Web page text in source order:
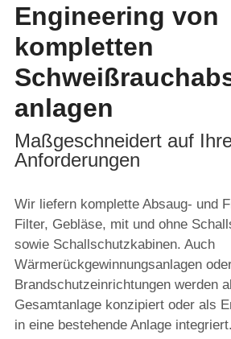
Engineering von
kompletten
anlagen
Maßgeschneidert auf
Anforderungen
Wir liefern komplette Absaug- und
Filter, Gebläse, mit und ohne
sowie Schallschutzkabinen. Auch
Wärmerückgewinnungsanlagen
Brandschutzeinrichtungen werden
Gesamtanlage konzipiert oder als
in eine bestehende Anlage integriert.